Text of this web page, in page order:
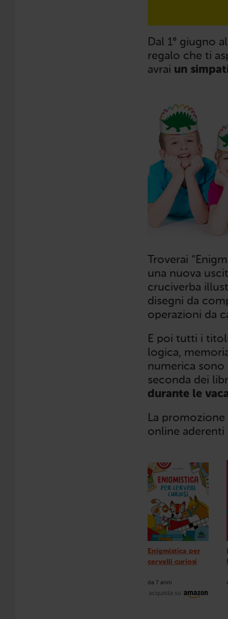
Dal 1° giugno
regalo che ti
avrai un
Troverai
una nuova
cruciverba
disegni da
operazioni da
E poi tutti i
logica,
numerica
seconda dei
durante le
La
online
Enigmistica per
cervelli curiosi
da 7 anni